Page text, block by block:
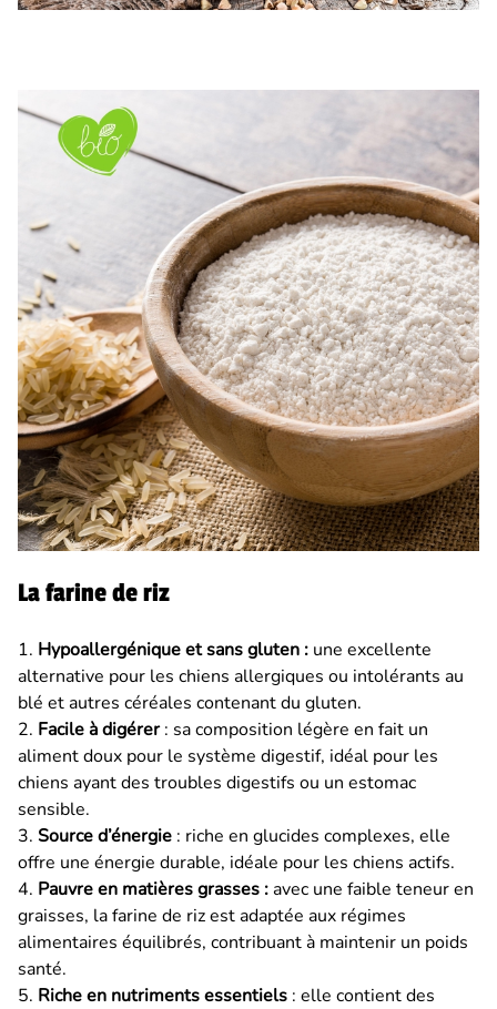
La farine de riz
1. Hypoallergénique et sans gluten : une excellente
alternative pour les chiens allergiques ou intolérants au
blé et autres céréales contenant du gluten.
2. Facile à digérer: sa composition légère en fait un
aliment doux pour le système digestif, idéal pour les
chiens ayant des troubles digestifs ou un estomac
sensible.
3. Source d’énergie : riche en glucides complexes, elle
offre une énergie durable, idéale pour les chiens actifs.
4. Pauvre en matières grasses :avec une faible teneur en
graisses, la farine de riz est adaptée aux régimes
alimentaires équilibrés, contribuant à maintenir un poids
santé.
5. Riche en nutriments essentiels : elle contient des